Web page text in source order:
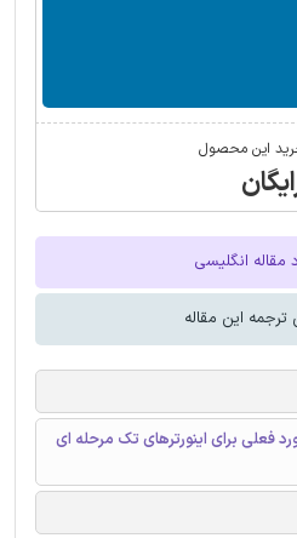
این محصول
مقاله انگلیسی
این مقاله
فعلی برای اینورترهای تک مرحله ای